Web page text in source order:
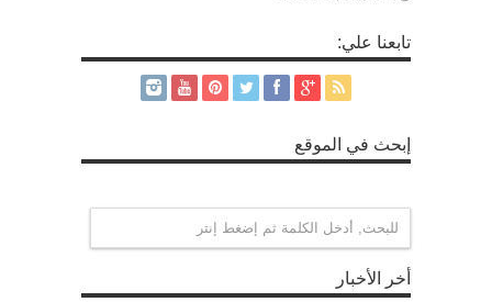
تابعنا علي:
إبحث في الموقع
أخر الأخبار